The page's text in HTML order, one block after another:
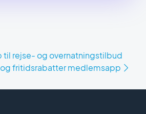
til rejse- og overnatningstilbud
fritidsrabatter medlemsapp